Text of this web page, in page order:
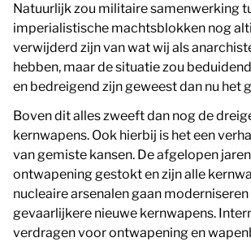
Natuurlijk zou militaire samenwerking
imperialistische machtsblokken nog
verwijderd zijn van wat wij als
hebben, maar de situatie zou
en bedreigend zijn geweest dan nu het
Boven dit alles zweeft dan nog de
kernwapens. Ook hierbij is het een
van gemiste kansen. De afgelopen
ontwapening gestokt en zijn alle
nucleaire arsenalen gaan
gevaarlijkere nieuwe kernwapens.
verdragen voor ontwapening en